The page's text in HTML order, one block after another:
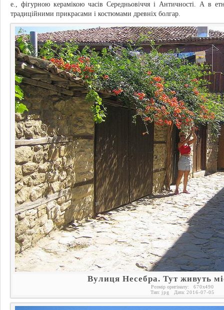
е., фігурною керамікою часів Середньовіччя і Античності. А в
традиційними прикрасами і костюмами древніх болгар.
Вулиця Несебра. Тут живуть
Розмір оригіналу: 670x490
Тип: jpg Дата: 2016-07-05